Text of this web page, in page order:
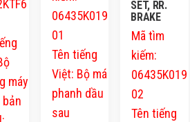
máy
bản
06435K019
01
Tên tiếng
Việt: Bộ má
phanh dầu
sau
SET, RR.
BRAKE
Mã tìm
kiếm:
06435K019
02
Tên tiếng